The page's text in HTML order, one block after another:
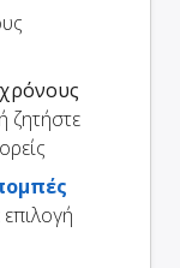
χρόνους
ζητήστε